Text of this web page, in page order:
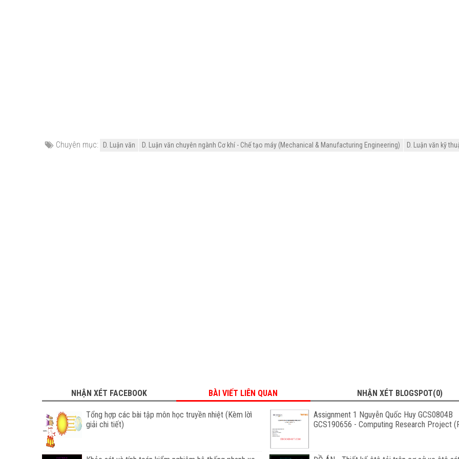
Chuyên mục: D. Luận văn D. Luận văn chuyên ngành Cơ khí - Chế tạo máy (Mechanical & Manufacturing Engineering) D. Luận văn kỹ
NHẬN XÉT FACEBOOK BÀI VIẾT LIÊN QUAN NHẬN XÉT BLOGSPOT(0)
Tổng hợp các bài tập môn học truyền nhiệt (Kèm lờì
giải chi tiết)
Assignment 1 Nguyễn Quốc Huy GCS0804B
GCS190656 - Computing Research Project